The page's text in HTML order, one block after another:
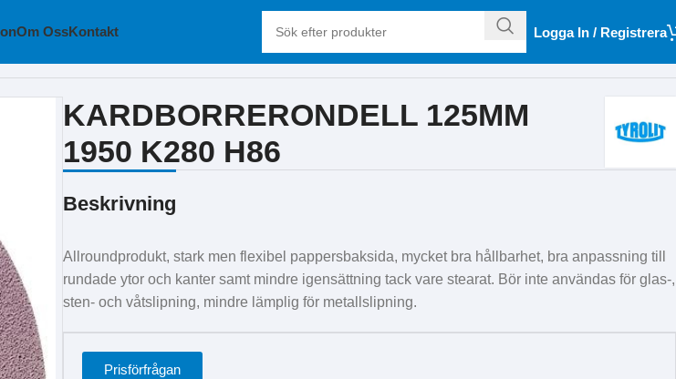
Om OssKontakt
Logga In / Registrera
KARDBORRERONDELL 125MM
1950 K280 H86
Beskrivning
Allroundprodukt, stark men flexibel pappersbaksida, mycket bra hållbarhet, bra anpassning till
rundade ytor och kanter samt mindre igensättning tack vare stearat. Bör inte användas för glas-,
sten- och våtslipning, mindre lämplig för metallslipning.
Prisförfrågan